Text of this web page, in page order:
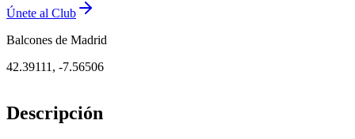
Únete al Club
Balcones de Madrid
42.39111, -7.56506
Descripción